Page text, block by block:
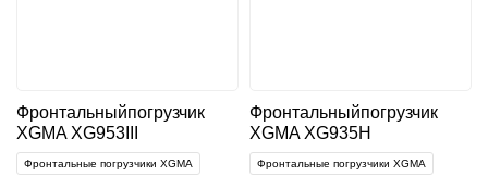
Фронтальныйпогрузчик
XGMA XG953III
Фронтальные погрузчики XGMA
Фронтальныйпогрузчик
XGMA XG935H
Фронтальные погрузчики XGMA